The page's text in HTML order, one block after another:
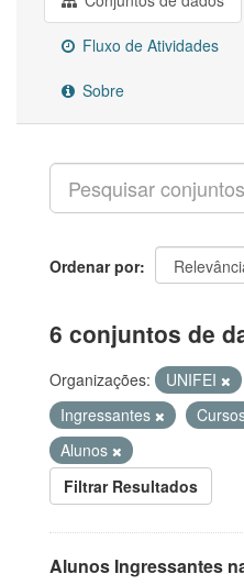
Fluxo de Atividades
Sobre
Ordenar por
6 conjuntos de
Organizações: UNIFEI
Ingressantes
Alunos
Filtrar Resultados
Alunos Ingressantes